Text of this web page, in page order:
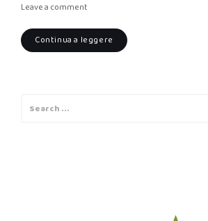
Leave a comment
Continua a leggere
for: